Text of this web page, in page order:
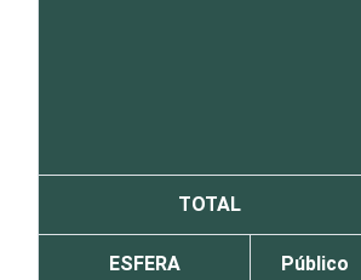
TOTAL
ESFERA
Público